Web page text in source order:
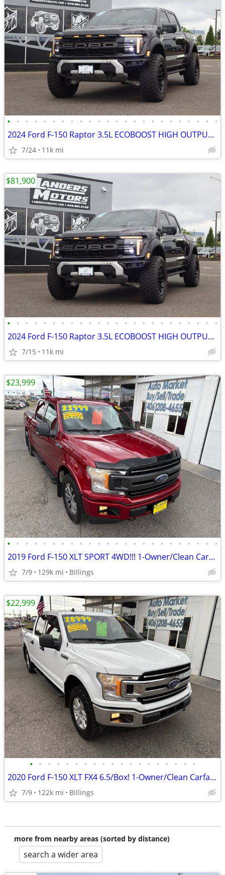
• • • • • • • • • • • • • • • • • • • • • • • •
2024 Ford F-150 Raptor 3.5L ECOBOOST HIGH OUTPUT 22" RIMS 37" TIRES
7/24 11k mi
• • • • • • • • • • • • • • • • • • • • • • • •
2024 Ford F-150 Raptor 3.5L ECOBOOST HIGH OUTPUT 22" RIMS 37" TIRES
7/15 11k mi
$81,900
• • • • • • • • • • • • • • • • • • • • • • • •
2019 Ford F-150 XLT SPORT 4WD!!! 1-Owner/Clean Carfax/VERY NICE!!!!!!
7/9 129k mi Billings
$23,999
• • • • • • • • • • • • • • • • • • •
2020 Ford F-150 XLT FX4 6.5/Box! 1-Owner/Clean Carfax/Service Records!
7/9 122k mi Billings
$22,999
more from nearby areas (sorted by distance)
search a wider area